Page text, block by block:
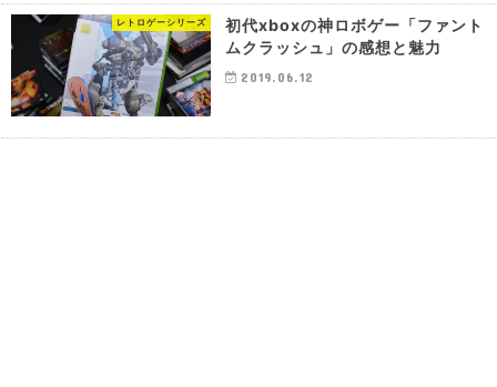
レトロゲーシリーズ
初代xboxの神ロボゲー「ファント
ムクラッシュ」の感想と魅力
2019.06.12